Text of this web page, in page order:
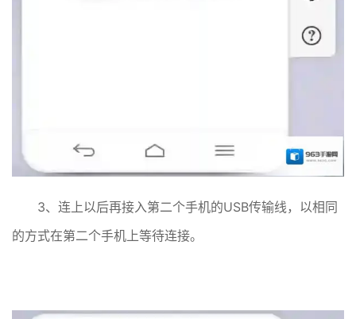
3、连上以后再接入第二个手机的USB传输线，以相同
的方式在第二个手机上等待连接。